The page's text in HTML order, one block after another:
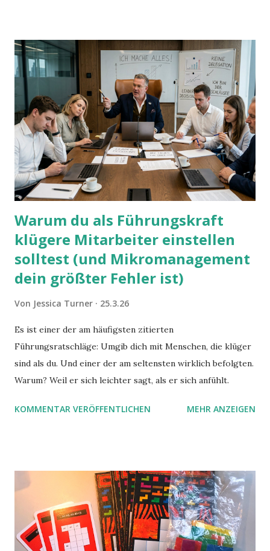
Warum du als Führungskraft
klügere Mitarbeiter einstellen
solltest (und Mikromanagement
dein größter Fehler ist)
Von Jessica Turner 25.3.26
Es ist einer der am häufigsten zitierten
Führungsratschläge: Umgib dich mit Menschen, die klüger
sind als du. Und einer der am seltensten wirklich befolgten.
Warum? Weil er sich leichter sagt, als er sich anfühlt.
KOMMENTAR VERÖFFENTLICHEN MEHR ANZEIGEN